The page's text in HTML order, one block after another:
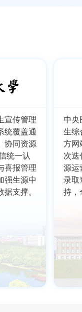
宣传管理
统覆盖通
协同资源
统一认
喜报管理
强生源中
支撑。
中央
生综
方网
次迭
源运
录取
持，